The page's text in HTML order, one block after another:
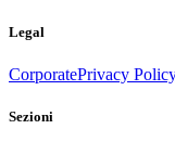
Legal
CorporatePrivacy
Sezioni